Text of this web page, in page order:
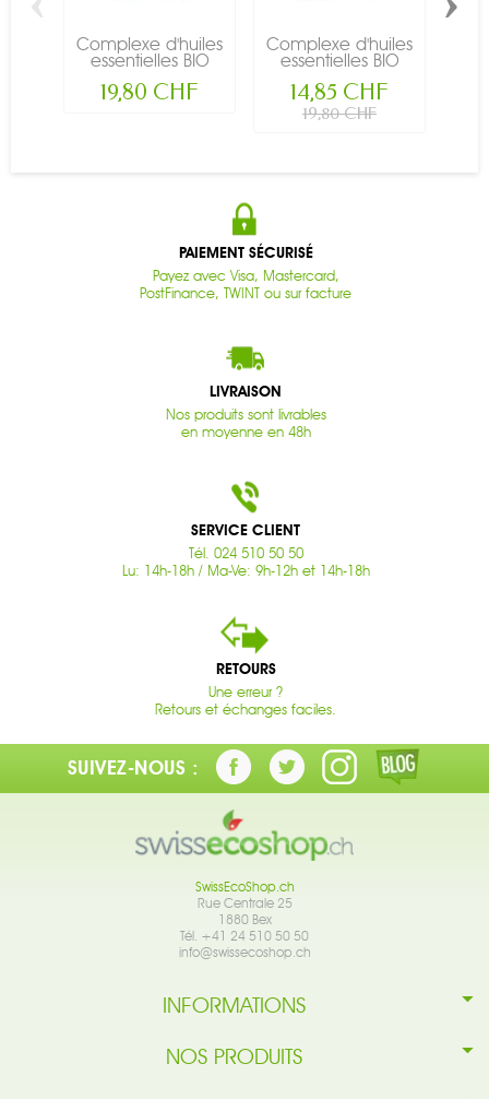
Complexe d'huiles
essentielles BIO
19,80 CHF
Complexe d'huiles
essentielles BIO
14,85 CHF
19,80 CHF
PAIEMENT SÉCURISÉ
Payez avec Visa, Mastercard,
PostFinance, TWINT ou sur facture
LIVRAISON
Nos produits sont livrables
en moyenne en 48h
SERVICE CLIENT
Tél. 024 510 50 50
Lu: 14h-18h / Ma-Ve: 9h-12h et 14h-18h
RETOURS
Une erreur ?
Retours et échanges faciles.
SUIVEZ-NOUS :
SwissEcoShop.ch
Rue Centrale 25
1880 Bex
Tél. +41 24 510 50 50
info@swissecoshop.ch
INFORMATIONS
NOS PRODUITS